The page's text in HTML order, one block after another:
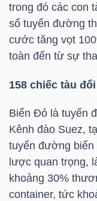
trong đó các con
số tuyến đường
cước tăng vọt
toàn đến từ sự
158 chiếc tàu
Biển Đỏ là tuyến
Kênh đào Suez,
tuyến đường biển
lược quan trọng,
khoảng 30%
container, tức
PHÂN
TÍCH
VĨ
MÔ
NGÀNH